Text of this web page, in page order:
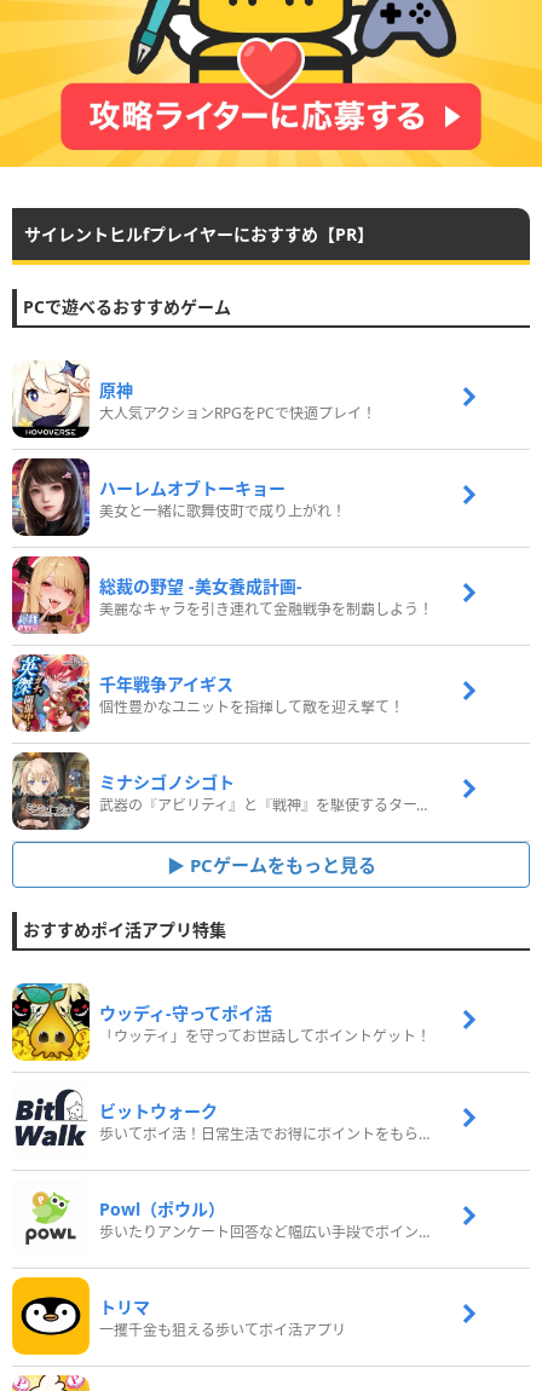
サイレントヒルfプレイヤーにおすすめ【PR】
PCで遊べるおすすめゲーム
原神
大人気アクションRPGをPCで快適プレイ！
ハーレムオブトーキョー
美女と一緒に歌舞伎町で成り上がれ！
総裁の野望 -美女養成計画-
美麗なキャラを引き連れて金融戦争を制覇しよう！
千年戦争アイギス
個性豊かなユニットを指揮して敵を迎え撃て！
ミナシゴノシゴト
武器の『アビリティ』と『戦神』を駆使するターン制コマンドバトルRPG！
PCゲームをもっと見る
おすすめポイ活アプリ特集
ウッディ‐守ってポイ活
「ウッディ」を守ってお世話してポイントゲット！
ビットウォーク
歩いてポイ活！日常生活でお得にポイントをもらおう
Powl（ポウル）
歩いたりアンケート回答など幅広い手段でポイントをゲット
トリマ
一攫千金も狙える歩いてポイ活アプリ